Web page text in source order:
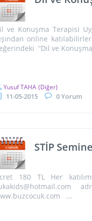
ve Konuşma Terapisi
online
“Dil ve
Yusuf TAHA (Diğer)
11-05-2015 0 Yorum
STİP
180 TL Her
...